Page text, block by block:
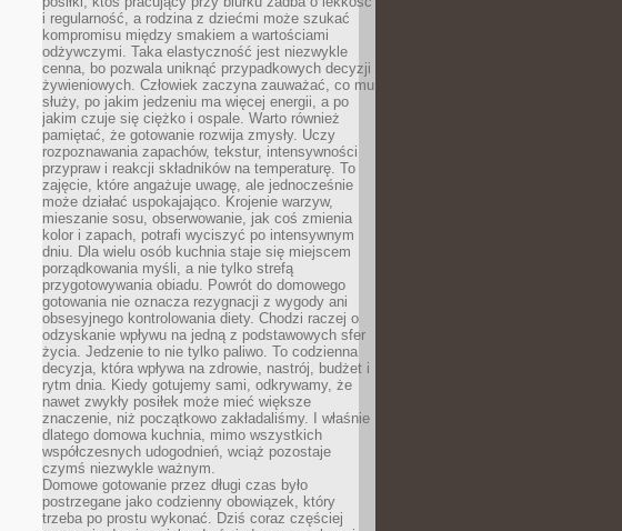
i regularność, a rodzina z dziećmi może szukać
kompromisu między smakiem a wartościami
odżywczymi. Taka elastyczność jest niezwykle
cenna, bo pozwala uniknąć przypadkowych decyzji
żywieniowych. Człowiek zaczyna zauważać, co mu
służy, po jakim jedzeniu ma więcej energii, a po
jakim czuje się ciężko i ospale. Warto również
pamiętać, że gotowanie rozwija zmysły. Uczy
rozpoznawania zapachów, tekstur, intensywności
przypraw i reakcji składników na temperaturę. To
zajęcie, które angażuje uwagę, ale jednocześnie
może działać uspokajająco. Krojenie warzyw,
mieszanie sosu, obserwowanie, jak coś zmienia
kolor i zapach, potrafi wyciszyć po intensywnym
dniu. Dla wielu osób kuchnia staje się miejscem
porządkowania myśli, a nie tylko strefą
przygotowywania obiadu. Powrót do domowego
gotowania nie oznacza rezygnacji z wygody ani
obsesyjnego kontrolowania diety. Chodzi raczej o
odzyskanie wpływu na jedną z podstawowych sfer
życia. Jedzenie to nie tylko paliwo. To codzienna
decyzja, która wpływa na zdrowie, nastrój, budżet i
rytm dnia. Kiedy gotujemy sami, odkrywamy, że
nawet zwykły posiłek może mieć większe
znaczenie, niż początkowo zakładaliśmy. I właśnie
dlatego domowa kuchnia, mimo wszystkich
współczesnych udogodnień, wciąż pozostaje
czymś niezwykle ważnym.
Domowe gotowanie przez długi czas było
postrzegane jako codzienny obowiązek, który
trzeba po prostu wykonać. Dziś coraz częściej